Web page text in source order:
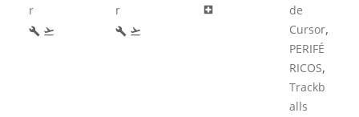
r
build flight_takeoff
r
build flight_takeoff
local_hospital
de
Cursor,
PERIFÉ
RICOS,
Trackb
alls